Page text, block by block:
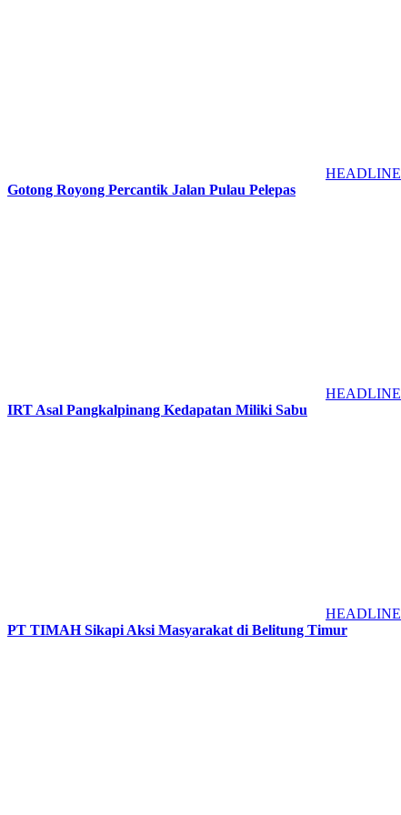
HEADLINE
Gotong Royong Percantik Jalan Pulau Pelepas
HEADLINE
IRT Asal Pangkalpinang Kedapatan Miliki Sabu
HEADLINE
PT TIMAH Sikapi Aksi Masyarakat di Belitung Timur